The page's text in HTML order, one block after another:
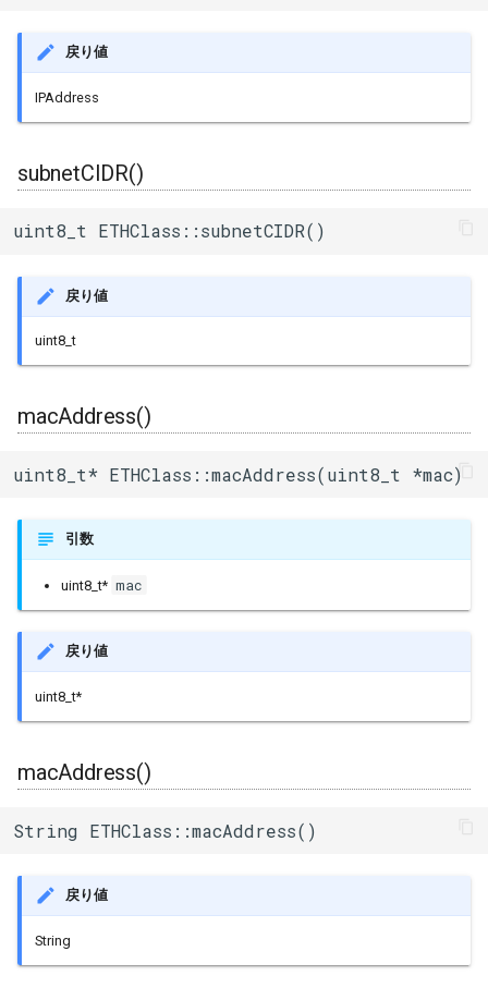
戻り値
IPAddress
subnetCIDR()
uint8_t ETHClass::subnetCIDR()
戻り値
uint8_t
macAddress()
uint8_t* ETHClass::macAddress(uint8_t *mac)
引数
uint8_t* mac
戻り値
uint8_t*
macAddress()
String ETHClass::macAddress()
戻り値
String